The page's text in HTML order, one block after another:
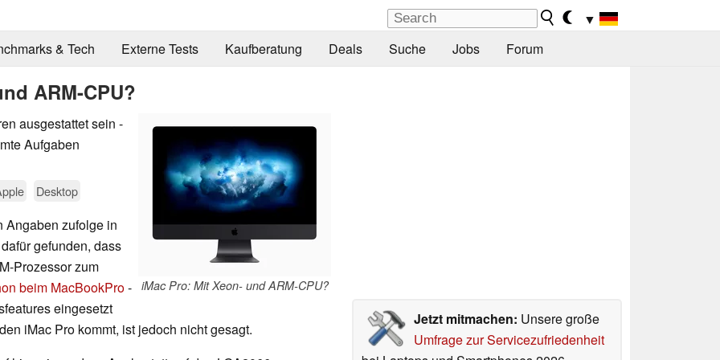
▼
& Tech
Externe Tests Kaufberatung Deals Suche Jobs Forum
ARM-CPU?
iMac Pro: Mit Xeon- und ARM-CPU?
ausgestattet sein -
Aufgaben
Desktop
Jetzt mitmachen: Unsere große
Umfrage zur Servicezufriedenheit
zufolge in
gefunden, dass
Prozessor zum
beim MacBookPro-
eingesetzt
iMac Pro kommt, ist jedoch nicht gesagt.